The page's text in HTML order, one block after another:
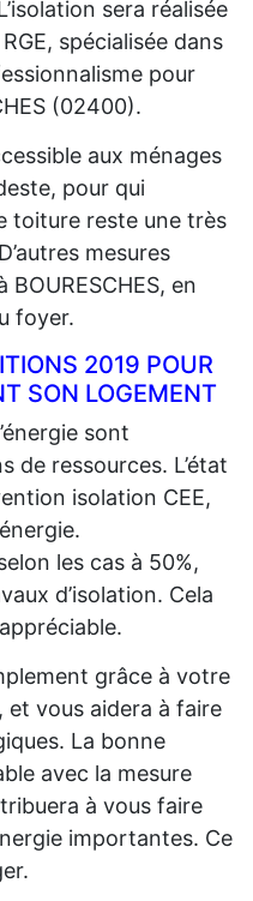
sera réalisée
spécialisée dans
pour
(02400).
aux ménages
pour qui
toiture reste une très
mesures
en
foyer.
2019 POUR
SON LOGEMENT
sont
de ressources. L’état
isolation CEE,
les cas à 50%,
d’isolation. Cela
grâce à votre
et vous aidera à faire
La bonne
avec la mesure
à vous faire
importantes. Ce